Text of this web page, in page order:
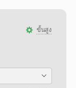
ขั้นสูง